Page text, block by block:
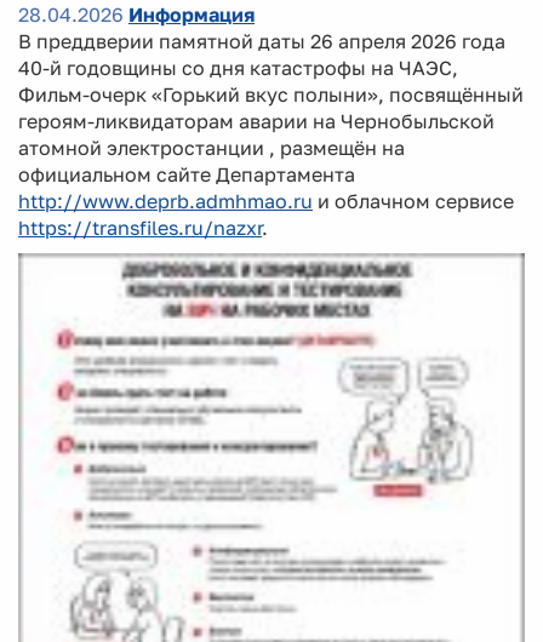
28.04.2026 Информация
В преддверии памятной даты 26 апреля 2026 года
40-й годовщины со дня катастрофы на ЧАЭС,
Фильм-очерк «Горький вкус полыни», посвящённый
героям-ликвидаторам аварии на Чернобыльской
атомной электростанции , размещён на
официальном сайте Департамента
http://www.deprb.admhmao.ru и облачном сервисе
https://transfiles.ru/nazxr.